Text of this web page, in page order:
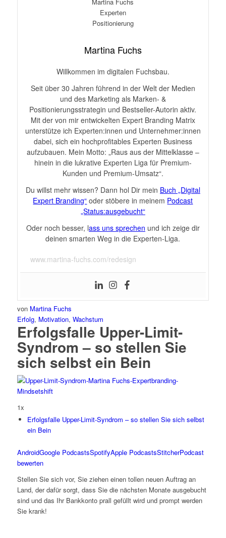
Martina Fuchs
Willkommen im digitalen Fuchsbau.
Seit über 30 Jahren führend in der Welt der Medien
und des Marketing als Marken- &
Positionierungsstrategin und Bestseller-Autorin aktiv.
Mit der von mir entwickelten Expert Branding Matrix
unterstütze ich Experten:innen und Unternehmer:innen
dabei, sich ein hochprofitables Experten Business
aufzubauen. Mein Motto: „Raus aus der Mittelklasse –
hinein in die lukrative Experten Liga für Premium-
Kunden und Premium-Umsatz“.
Du willst mehr wissen? Dann hol Dir mein Buch „Digital
Expert Branding“ oder stöbere in meinem Podcast
„Status:ausgebucht“
Oder noch besser, lass uns sprechen und ich zeige dir
deinen smarten Weg in die Experten-Liga.
www.martina-fuchs.com/redesign
von Martina Fuchs
Erfolg, Motivation, Wachstum
Erfolgsfalle Upper-Limit-
Syndrom – so stellen Sie
sich selbst ein Bein
1x
Erfolgsfalle Upper-Limit-Syndrom – so stellen Sie sich selbst
ein Bein
AndroidGoogle PodcastsSpotifyApple PodcastsStitcherPodcast
bewerten
Stellen Sie sich vor, Sie ziehen einen tollen neuen Auftrag an
Land, der dafür sorgt, dass Sie die nächsten Monate ausgebucht
sind und das Ihr Bankkonto prall gefüllt wird und prompt werden
Sie krank!